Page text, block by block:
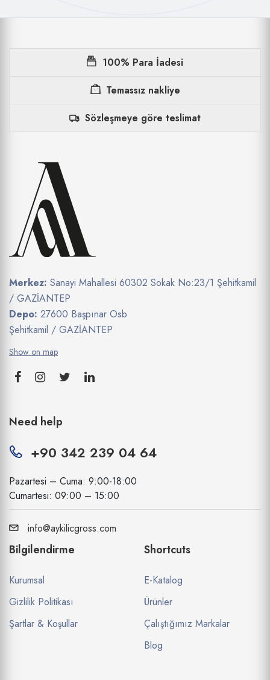
100% Para İadesi
Temassız nakliye
Sözleşmeye göre teslimat
Merkez: Sanayi Mahallesi 60302 Sokak No:23/1 Şehitkamil
/ GAZİANTEP
Depo: 27600 Başpınar Osb
Şehitkamil / GAZİANTEP
Show on map
Need help
+90 342 239 04 64
Pazartesi – Cuma: 9:00-18:00
Cumartesi: 09:00 – 15:00
info@aykilicgross.com
Bilgilendirme
Kurumsal
Gizlilik Politikası
Şartlar & Koşullar
Shortcuts
E-Katalog
Ürünler
Çalıştığımız Markalar
Blog